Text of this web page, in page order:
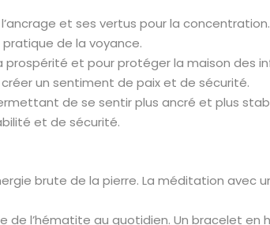
et ses vertus pour la
de la voyance.
prospérité et pour protéger la maison des
un sentiment de paix et de sécurité.
de se sentir plus ancré et plus
et de sécurité.
brute de la pierre. La méditation avec
de l’hématite au quotidien. Un bracelet